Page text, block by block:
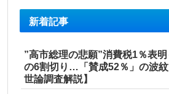
新着記事
”高市総理の悲願”消費税1％表
の6割切り…「賛成52％」の波
世論調査解説】